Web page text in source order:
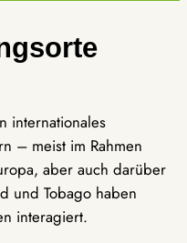
internationales
– meist im Rahmen
aber auch darüber
und Tobago haben
interagiert.